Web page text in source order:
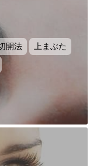
開法
上まぶた